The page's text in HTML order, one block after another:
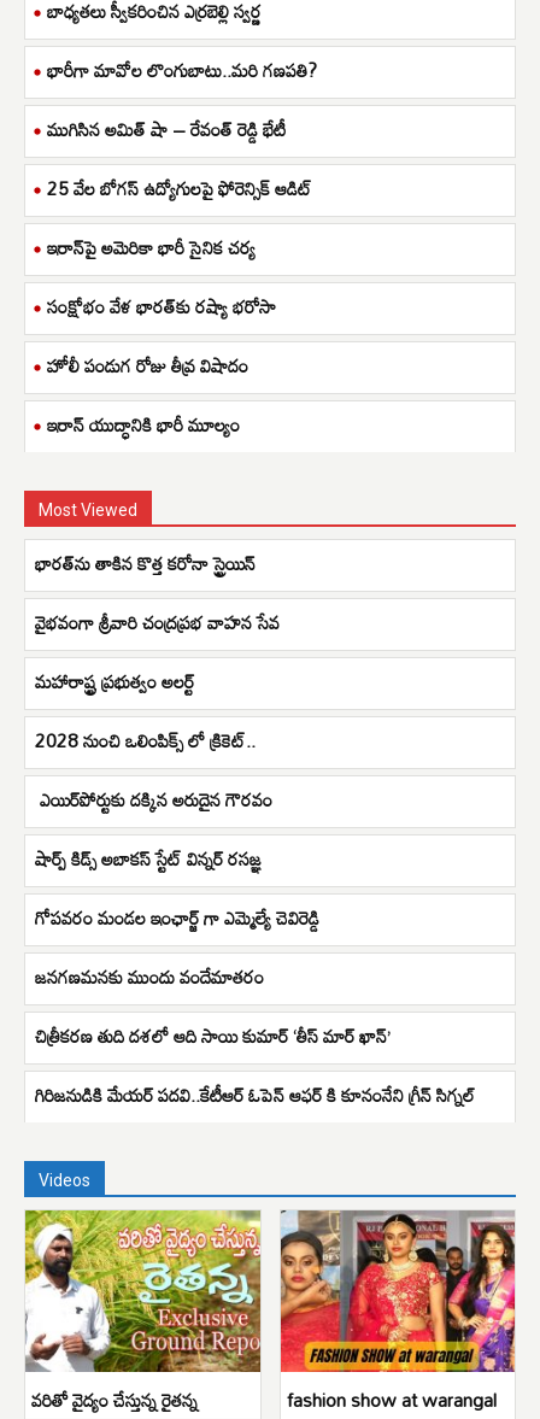
బాధ్యతలు స్వీకరించిన ఎర్రబెల్లి స్వర్ణ
భారీగా మావోల లొంగుబాటు..మరి గణపతి?
ముగిసిన అమిత్ షా – రేవంత్ రెడ్డి భేటీ
25 వేల బోగస్ ఉద్యోగులపై ఫోరెన్సిక్ ఆడిట్
ఇరాన్‌పై అమెరికా భారీ సైనిక చర్య
సంక్షోభం వేళ భారత్‌కు రష్యా భరోసా
హోలీ పండుగ రోజు తీవ్ర విషాదం
ఇరాన్ యుద్ధానికి భారీ మూల్యం
Most Viewed
భారత్​ను తాకిన కొత్త కరోనా స్ట్రెయిన్​
వైభవంగా శ్రీవారి చంద్రప్రభ వాహన సేవ
మహారాష్ట్ర ప్రభుత్వం అలర్ట్
2028 నుంచి ఒలింపిక్స్ లో క్రికెట్..
​ ఎయిర్​పోర్టుకు దక్కిన అరుదైన గౌరవం
షార్ప్ కిడ్స్ అబాకస్ స్టేట్ విన్నర్ రసజ్ఞ
గోపవరం మండల ఇంఛార్జ్ గా ఎమ్మెల్యే చెవిరెడ్డి
జనగణమనకు ముందు వందేమాతరం
చిత్రీకరణ తుది దశలో ఆది సాయి కుమార్ ‘తీస్ మార్ ఖాన్’
గిరిజనుడికి మేయర్ పదవి..కేటీఆర్ ఓపెన్ ఆఫర్ కి కూనంనేని గ్రీన్ సిగ్నల్
Videos
వరితో వైద్యం చేస్తున్న రైతన్న fashion show at warangal